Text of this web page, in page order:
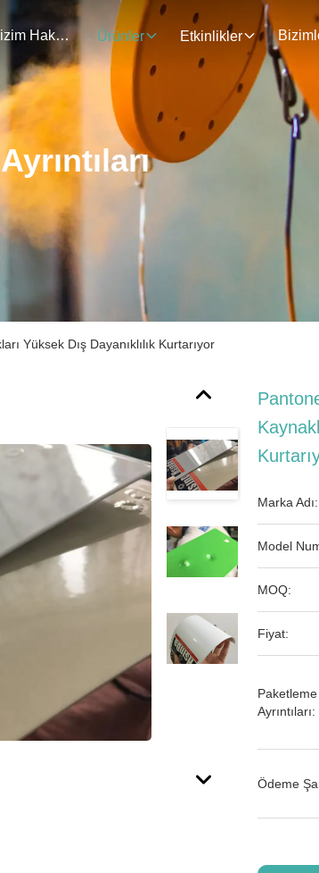
Bizim Hakkımızda Ürünler Etkinlikler
Yüksek Dış Dayanıklılık Kurtarıyor
Marka Adı:
Model
MOQ:
Fiyat:
Paketleme
Ayrıntıları:
Ödeme